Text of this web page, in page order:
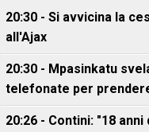
20:30 - Si avvicina la
all'Ajax
20:30 - Mpasinkatu
telefonate per
20:26 - Contini: "18